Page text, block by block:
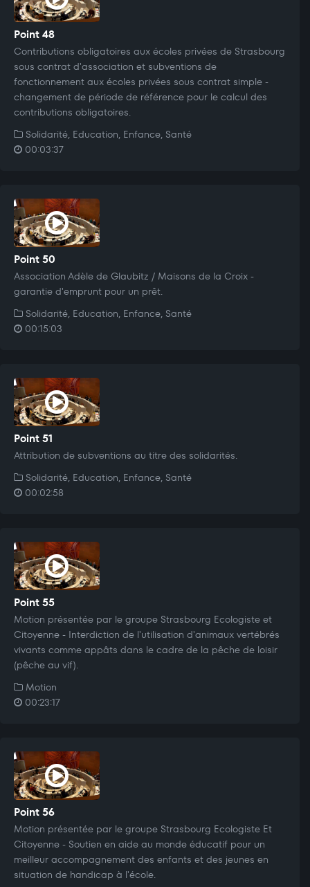
Point 48
Contributions obligatoires aux écoles privées de Strasbourg
sous contrat d'association et subventions de
fonctionnement aux écoles privées sous contrat simple -
changement de période de référence pour le calcul des
contributions obligatoires.
Solidarité, Education, Enfance, Santé
00:03:37
Point 50
Association Adèle de Glaubitz / Maisons de la Croix -
garantie d'emprunt pour un prêt.
Solidarité, Education, Enfance, Santé
00:15:03
Point 51
Attribution de subventions au titre des solidarités.
Solidarité, Education, Enfance, Santé
00:02:58
Point 55
Motion présentée par le groupe Strasbourg Ecologiste et
Citoyenne - Interdiction de l'utilisation d'animaux vertébrés
vivants comme appâts dans le cadre de la pêche de loisir
(pêche au vif).
Motion
00:23:17
Point 56
Motion présentée par le groupe Strasbourg Ecologiste Et
Citoyenne - Soutien en aide au monde éducatif pour un
meilleur accompagnement des enfants et des jeunes en
situation de handicap à l'école.